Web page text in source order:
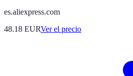
es.aliexpress.com
48.18 EURVer el precio